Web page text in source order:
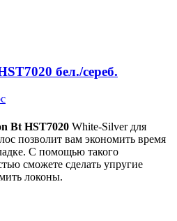
бел./сереб.
Bt HST7020 White-Silver для
позволит вам экономить время
С помощью такого
сможете сделать упругие
локоны.